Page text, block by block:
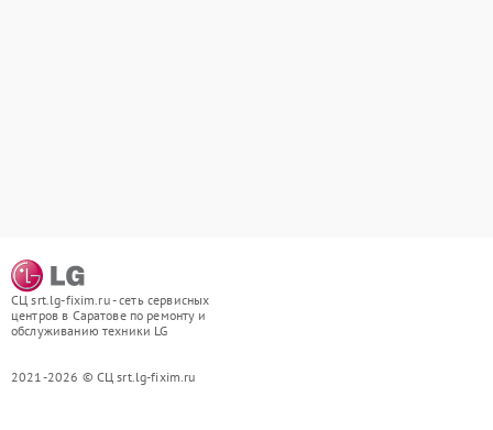
СЦ srt.lg-fixim.ru - сеть сервисных
центров в Саратове по ремонту и
обслуживанию техники LG
2021-2026 © СЦ srt.lg-fixim.ru